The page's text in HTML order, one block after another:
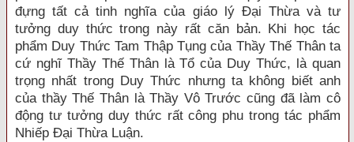
đựng tất cả tinh nghĩa của giáo lý Đại Thừa và tư
tưởng duy thức trong này rất căn bản. Khi học tác
phẩm Duy Thức Tam Thập Tụng của Thầy Thế Thân ta
cứ nghĩ Thầy Thế Thân là Tổ của Duy Thức, là quan
trọng nhất trong Duy Thức nhưng ta không biết anh
của thầy Thế Thân là Thầy Vô Trước cũng đã làm cô
động tư tưởng duy thức rất công phu trong tác phẩm
Nhiếp Đại Thừa Luận.